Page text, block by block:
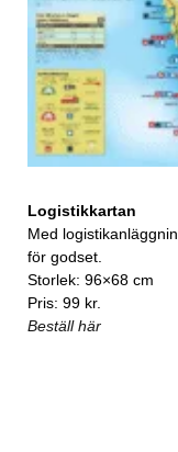
Logistikkartan
Med
för godset.
Storlek: 96×68 cm
Pris: 99 kr.
Beställ här